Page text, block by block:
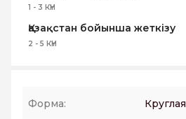
1 - 3 КҮН
Қазақстан бойынша жеткізу
2 - 5 КҮН
Форма: Круглая